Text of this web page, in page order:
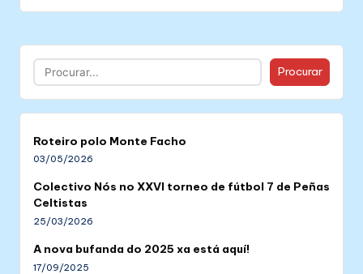
Buscar Procurar
Roteiro polo Monte Facho
03/05/2026
Colectivo Nós no XXVI torneo de fútbol 7 de Peñas
Celtistas
25/03/2026
A nova bufanda do 2025 xa está aquí!
17/09/2025